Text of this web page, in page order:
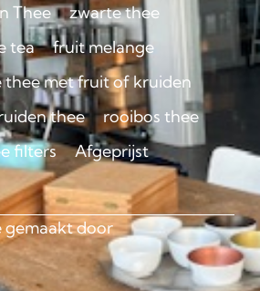
Thee
zwarte thee
tea
fruit melange
met fruit of kruiden
thee
rooibos thee
filters Afgeprijst
gemaakt door